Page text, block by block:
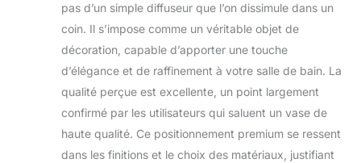
pas d’un simple diffuseur que l’on dissimule dans un
coin. Il s’impose comme un véritable objet de
décoration, capable d’apporter une touche
d’élégance et de raffinement à votre salle de bain. La
qualité perçue est excellente, un point largement
confirmé par les utilisateurs qui saluent un vase de
haute qualité. Ce positionnement premium se ressent
dans les finitions et le choix des matériaux, justifiant